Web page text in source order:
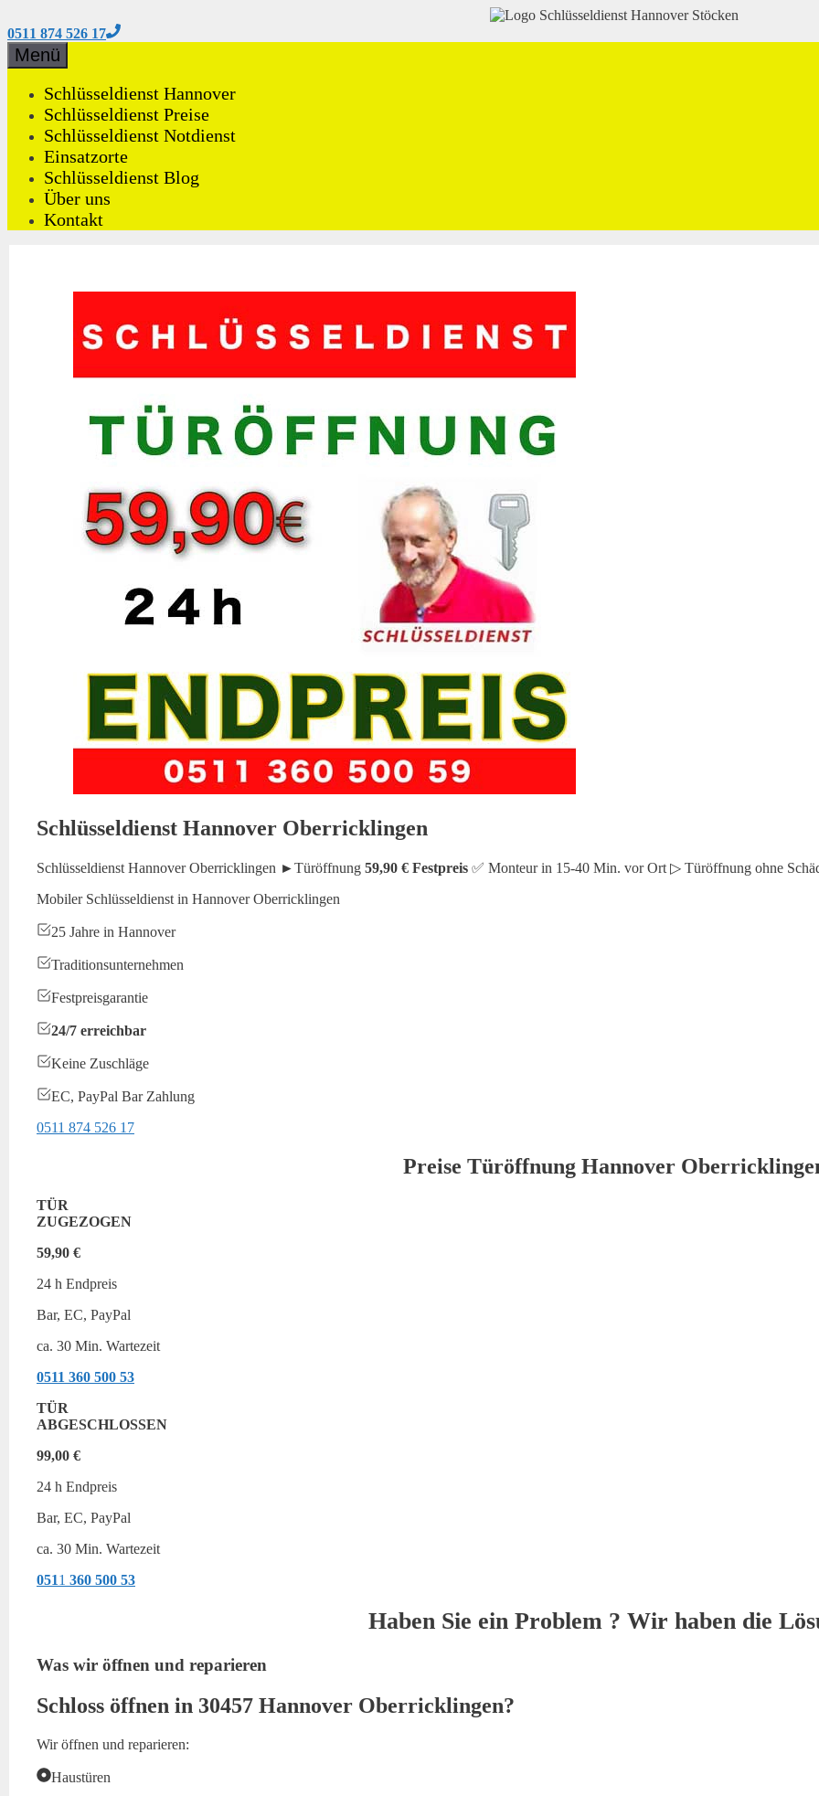
0511 874 526 17
Zum
Inhalt
Menü
Schlüsseldienst Hannover
Schlüsseldienst Preise
Schlüsseldienst Notdienst
Einsatzorte
Schlüsseldienst Blog
Über uns
Kontakt
Schlüsseldienst Hannover Oberricklingen
Schlüsseldienst Hannover Oberricklingen ►Türöffnung 59,90 € Festpreis ✅ Monteur in 15-40 Min. vor Ort ▷ Türöffnung ohne
Mobiler Schlüsseldienst in Hannover Oberricklingen
25 Jahre in Hannover
Traditionsunternehmen
Festpreisgarantie
24/7 erreichbar
Keine Zuschläge
EC, PayPal Bar Zahlung
0511 874 526 17
Preise Türöffnung Hannover
TÜR
ZUGEZOGEN
59,90 €
24 h Endpreis
Bar, EC, PayPal
ca. 30 Min. Wartezeit
0511 360 500 53
TÜR
ABGESCHLOSSEN
99,00 €
24 h Endpreis
Bar, EC, PayPal
ca. 30 Min. Wartezeit
0511 360 500 53
Haben Sie ein Problem ? Wir haben die
Was wir öffnen und reparieren
Schloss öffnen in 30457 Hannover Oberricklingen?
Wir öffnen und reparieren:
Haustüren